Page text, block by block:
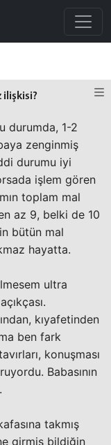
ilişkisi?
durumda, 1-2
zenginmiş
durumu iyi
işlem gören
toplam mal
az 9, belki de 10
bütün mal
hayatta.
ultra
kıyafetinden
ben fark
konuşması
Babasının
takmış
girmiş bildiğin